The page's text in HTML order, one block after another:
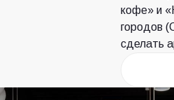
кофе» и
городов
сделать